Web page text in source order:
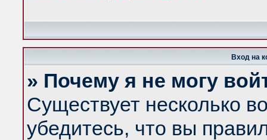
Вход на
» Почему я не могу
Существует несколько
убедитесь, что вы